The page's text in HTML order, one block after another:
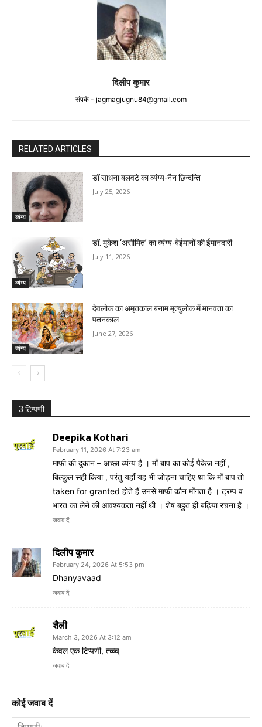
दिलीप कुमार
संपर्क - jagmagjugnu84@gmail.com
RELATED ARTICLES
व्यंग्य
डॉ साधना बलवटे का व्यंग्य-नैन छिन्दन्ति
July 25, 2026
व्यंग्य
डॉ. मुकेश ‘असीमित’ का व्यंग्य-बेईमानों की ईमानदारी
July 11, 2026
व्यंग्य
देवलोक का अमृतकाल बनाम मृत्युलोक में मानवता का
पतनकाल
June 27, 2026
3 टिप्पणी
Deepika Kothari
February 11, 2026 At 7:23 am
माफ़ी की दुकान – अच्छा व्यंग्य है । माँ बाप का कोई पैकेज नहीं ,
बिल्कुल सही किया , परंतु यहाँ यह भी जोड़ना चाहिए था कि माँ बाप तो
taken for granted होते हैं उनसे माफ़ी कौन माँगता है । ट्रम्प व
भारत का लेने की आवश्यकता नहीं थी । शेष बहुत ही बढ़िया रचना है ।
जवाब दें
दिलीप कुमार
February 24, 2026 At 5:53 pm
Dhanyavaad
जवाब दें
शैली
March 3, 2026 At 3:12 am
केवल एक टिप्पणी, त्च्च्च्
जवाब दें
कोई जवाब दें